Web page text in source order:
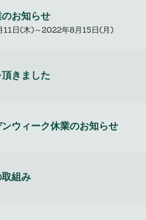
お知らせ
11日(木)～2022年8月15日(月)
きました
ウィーク休業のお知らせ
組み